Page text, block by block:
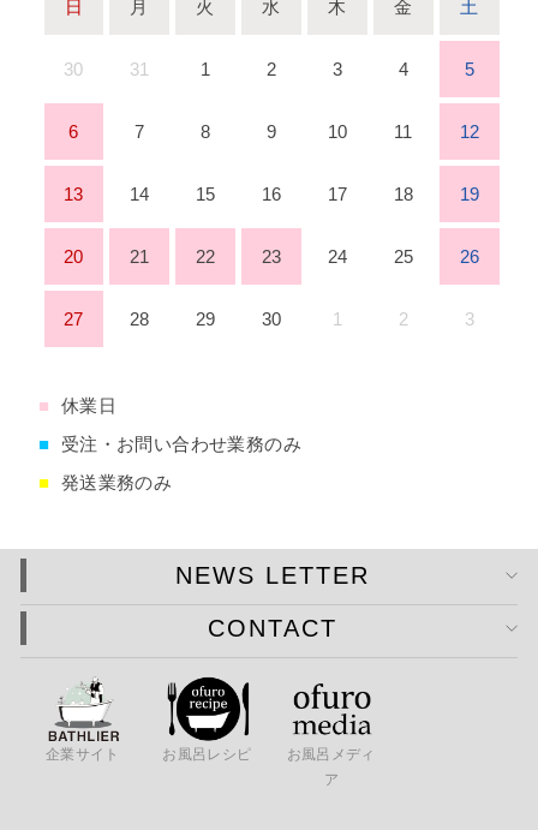
日 月 火 水 木 金 土
30 31 1 2 3 4 5
6 7 8 9 10 11 12
13 14 15 16 17 18 19
20 21 22 23 24 25 26
27 28 29 30 1 2 3
■
休業日
■
受注・お問い合わせ業務のみ
■ 発送業務のみ
NEWS LETTER
CONTACT
企業サイト お風呂レシピ
お風呂メディ
ア